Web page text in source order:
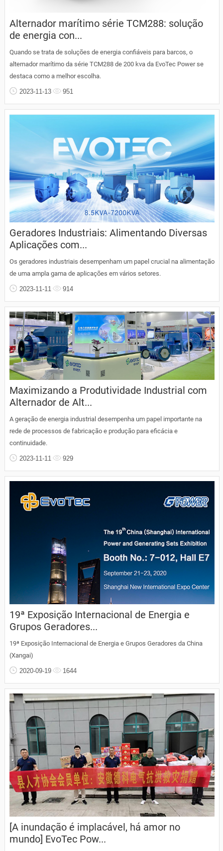
Alternador marítimo série TCM288: solução
de energia con...
Quando se trata de soluções de energia confiáveis para barcos, o
alternador marítimo da série TCM288 de 200 kva da EvoTec Power se
destaca como a melhor escolha.
2023-11-13 951
Geradores Industriais: Alimentando Diversas
Aplicações com...
Os geradores industriais desempenham um papel crucial na alimentação
de uma ampla gama de aplicações em vários setores.
2023-11-11 914
Maximizando a Produtividade Industrial com
Alternador de Alt...
A geração de energia industrial desempenha um papel importante na
rede de processos de fabricação e produção para eficácia e
continuidade.
2023-11-11 929
19ª Exposição Internacional de Energia e
Grupos Geradores...
19ª Exposição Internacional de Energia e Grupos Geradores da China
(Xangai)
2020-09-19 1644
[A inundação é implacável, há amor no
mundo] EvoTec Pow...